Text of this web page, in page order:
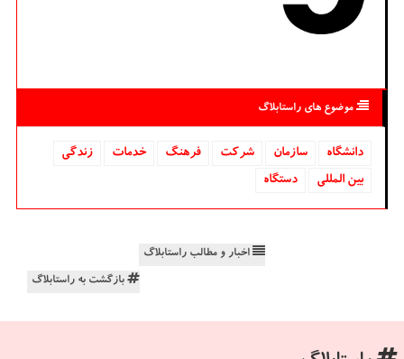
موضوع های راستابلاگ
دانشگاه‌ سازمان شركت فرهنگ خدمات
زندگی
بین المللی
دستگاه
اخبار و مطالب راستابلاگ
بازگشت به راستابلاگ